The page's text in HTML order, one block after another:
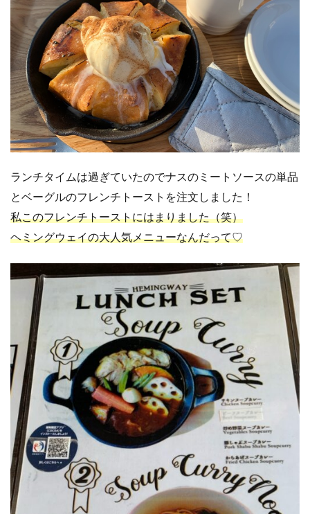
ランチタイムは過ぎていたのでナスのミートソースの単品
とベーグルのフレンチトーストを注文しました！
私このフレンチトーストにはまりました（笑）
ヘミングウェイの大人気メニューなんだって♡